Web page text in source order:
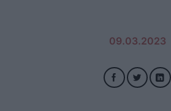
09.03.2023